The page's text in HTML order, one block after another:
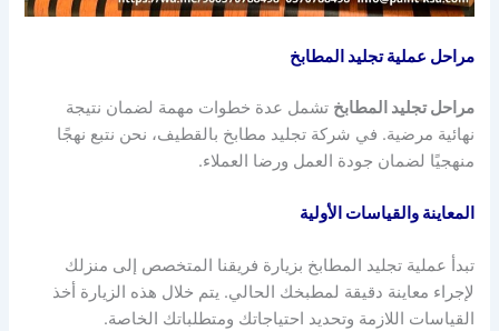
مراحل عملية تجليد المطابخ
مراحل تجليد المطابخ تشمل عدة خطوات مهمة لضمان نتيجة
نهائية مرضية. في شركة تجليد مطابخ بالقطيف، نحن نتبع نهجًا
منهجيًا لضمان جودة العمل ورضا العملاء.
المعاينة والقياسات الأولية
تبدأ عملية تجليد المطابخ بزيارة فريقنا المتخصص إلى منزلك
لإجراء معاينة دقيقة لمطبخك الحالي. يتم خلال هذه الزيارة أخذ
القياسات اللازمة وتحديد احتياجاتك ومتطلباتك الخاصة.